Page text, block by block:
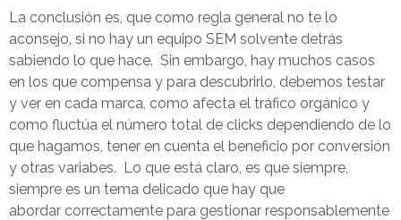
La conclusión es, que como regla general no te lo
aconsejo, si no hay un equipo SEM solvente detrás
sabiendo lo que hace. Sin embargo, hay muchos casos
en los que compensa y para descubrirlo, debemos testar
y ver en cada marca, como afecta el tráfico orgánico y
como fluctúa el número total de clicks dependiendo de lo
que hagamos, tener en cuenta el beneficio por conversión
y otras variabes. Lo que está claro, es que siempre,
siempre es un tema delicado que hay que
abordar correctamente para gestionar responsablemente